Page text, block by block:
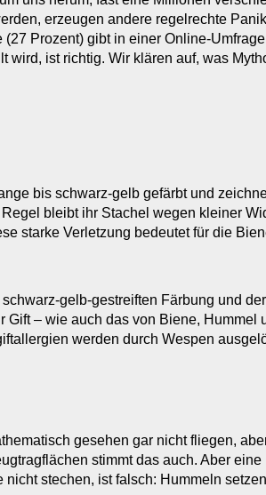
erzeugen andere regelrechte
(27 Prozent) gibt in einer Online-
wird, ist richtig. Wir klären auf, was
bis schwarz-gelb gefärbt und
bleibt ihr Stachel wegen kleiner
starke Verletzung bedeutet für die
gelb-gestreiften Färbung und
Gift – wie auch das von Biene,
werden durch Wespen
gesehen gar nicht fliegen,
stimmt das auch. Aber
nicht stechen, ist falsch: Hummeln